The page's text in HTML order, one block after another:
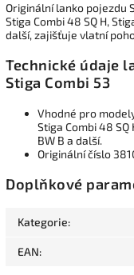
Originální lanko pojezdu
Stiga Combi 48 SQ H,
další, zajišťuje vlatní
Technické údaje
Stiga Combi 53
Vhodné pro
Stiga Combi 48 SQ
BW B a další.
Originální číslo
Doplňkové
Kategorie:
EAN: